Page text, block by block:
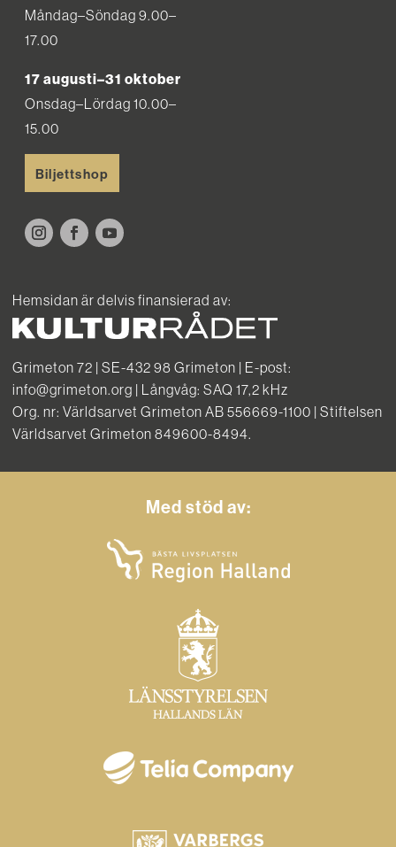
Måndag–Söndag 9.00–
17.00
17 augusti–31 oktober
Onsdag–Lördag 10.00–
15.00
Biljettshop
Hemsidan är delvis finansierad av:
Grimeton 72 | SE-432 98 Grimeton | E-post:
info@grimeton.org | Långvåg: SAQ 17,2 kHz
Org. nr: Världsarvet Grimeton AB 556669-1100 | Stiftelsen
Världsarvet Grimeton 849600-8494.
Med stöd av: